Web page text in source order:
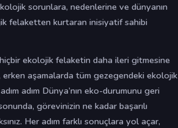
sorunlara, nedenlerine ve dünyanın
felaketten kurtaran inisiyatif sahibi
ekolojik felaketin daha ileri gitmesine
erken aşamalarda tüm gezegendeki ekolojik
adım Dünya’nın eko-durumunu geri
görevinizin ne kadar başarılı
Her adım farklı sonuçlara yol açar,